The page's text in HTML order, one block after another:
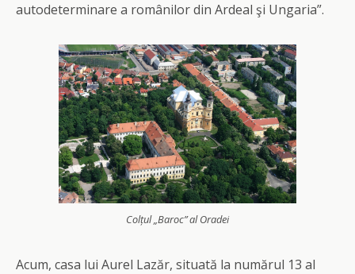
autodeterminare a românilor din Ardeal şi Ungaria”.
Colțul „Baroc” al Oradei
Acum, casa lui Aurel Lazăr, situată la numărul 13 al